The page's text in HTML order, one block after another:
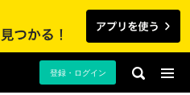
登録・ログイン